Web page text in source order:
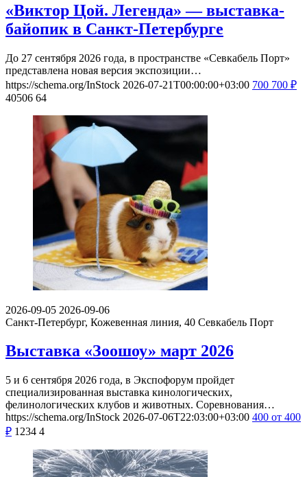
«Виктор Цой. Легенда» — выставка-
байопик в Санкт-Петербурге
До 27 сентября 2026 года, в пространстве «Севкабель Порт»
представлена новая версия экспозиции…
https://schema.org/InStock 2026-07-21T00:00:00+03:00 700 700 ₽
40506 64
2026-09-05 2026-09-06
Санкт-Петербург, Кожевенная линия, 40 Севкабель Порт
Выставка «Зоошоу» март 2026
5 и 6 сентября 2026 года, в Экспофорум пройдет
специализированная выставка кинологических,
фелинологических клубов и животных. Соревнования…
https://schema.org/InStock 2026-07-06T22:03:00+03:00 400 от 400
₽ 1234 4